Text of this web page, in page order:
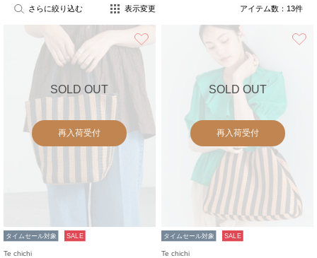
さらに絞り込む 表示変更 アイテム数： 13件
SOLD OUT
再入荷受付
タイムセール対象 SALE
Te chichi
SOLD OUT
再入荷受付
タイムセール対象 SALE
Te chichi